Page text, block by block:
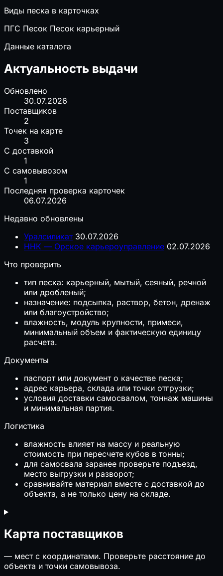
Виды песка в карточках
ПГС Песок Песок карьерный
Данные каталога
Актуальность выдачи
Обновлено
30.07.2026
Поставщиков
2
Точек на карте
3
С доставкой
1
С самовывозом
1
Последняя проверка карточек
06.07.2026
Недавно обновлены
Уралсиликат 30.07.2026
ННК — Орское карьероуправление 02.07.2026
Что проверить
тип песка: карьерный, мытый, сеяный, речной
или дробленый;
назначение: подсыпка, раствор, бетон, дренаж
или благоустройство;
влажность, модуль крупности, примеси,
минимальный объем и фактическую единицу
расчета.
Документы
паспорт или документ о качестве песка;
адрес карьера, склада или точки отгрузки;
условия доставки самосвалом, тоннаж машины
и минимальная партия.
Логистика
влажность влияет на массу и реальную
стоимость при пересчете кубов в тонны;
для самосвала заранее проверьте подъезд,
место выгрузки и разворот;
сравнивайте материал вместе с доставкой до
объекта, а не только цену на складе.
Карта поставщиков
— мест с координатами. Проверьте расстояние до
объекта и точки самовывоза.